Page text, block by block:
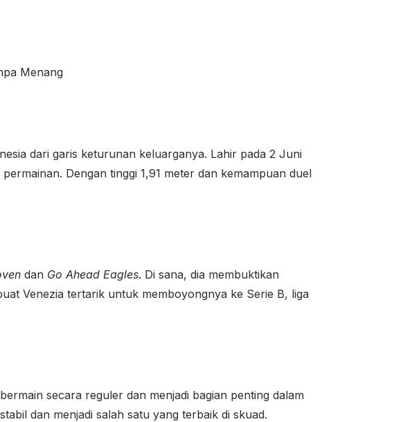
Menang
dari garis keturunan keluarganya. Lahir pada 2 Juni
Dengan tinggi 1,91 meter dan kemampuan duel
dan Go Ahead Eagles. Di sana, dia membuktikan
Venezia tertarik untuk memboyongnya ke Serie B, liga
secara reguler dan menjadi bagian penting dalam
dan menjadi salah satu yang terbaik di skuad.